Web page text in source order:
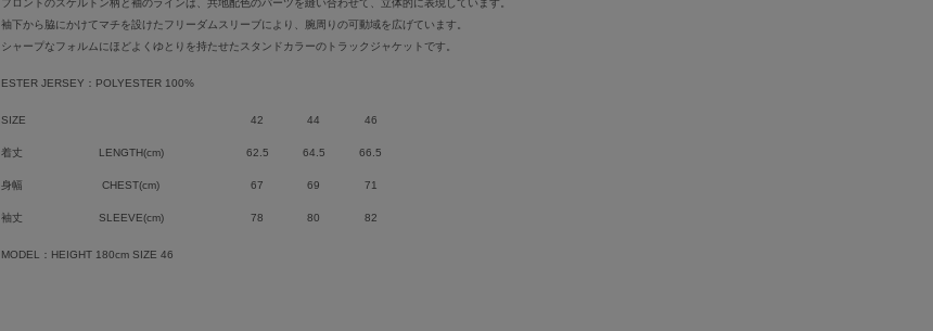
フロントのスケルトン柄と袖のラインは、共地配色のパーツを縫い合わせて、立体的に表現しています。
袖下から脇にかけてマチを設けたフリーダムスリーブにより、腕周りの可動域を広げています。
シャープなフォルムにほどよくゆとりを持たせたスタンドカラーのトラックジャケットです。
ESTER JERSEY：POLYESTER 100%
SIZE 42 44 46
着丈 LENGTH(cm) 62.5 64.5 66.5
身幅 CHEST(cm) 67 69 71
袖丈 SLEEVE(cm) 78 80 82
MODEL：HEIGHT 180cm SIZE 46